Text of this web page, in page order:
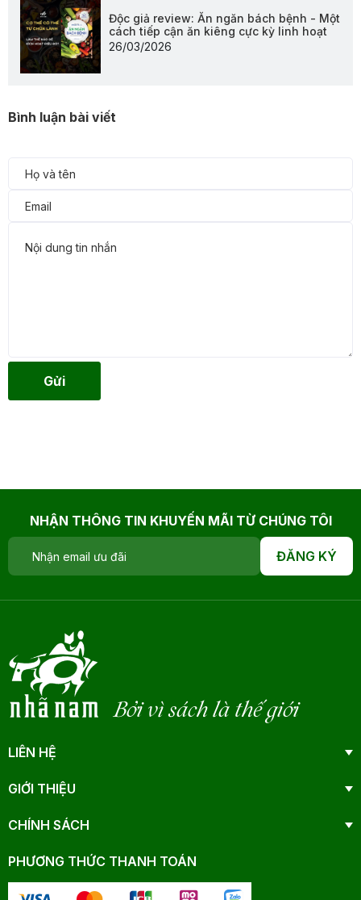
Độc giả review: Ăn ngăn bách bệnh - Một
cách tiếp cận ăn kiêng cực kỳ linh hoạt
26/03/2026
Bình luận bài viết
Gửi
NHẬN THÔNG TIN KHUYẾN MÃI TỪ CHÚNG TÔI
ĐĂNG KÝ
Bởi vì sách là thế giới
LIÊN HỆ
GIỚI THIỆU
CHÍNH SÁCH
PHƯƠNG THỨC THANH TOÁN